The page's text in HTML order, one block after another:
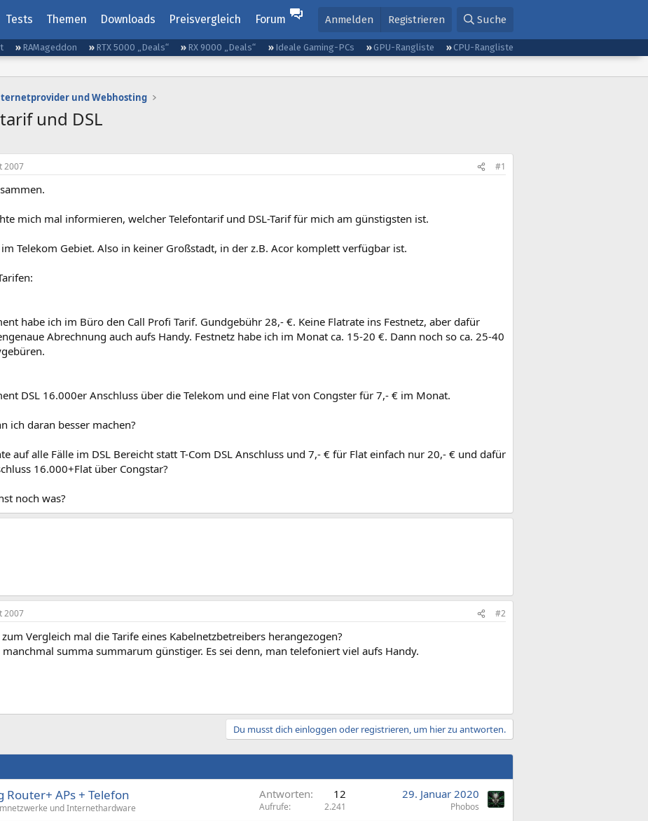
Tests Themen Downloads Preisvergleich Forum Anmelden Registrieren Suche
RAMageddon RTX 5000 „Deals“ RX 9000 „Deals“ Ideale Gaming-PCs GPU-Rangliste
CPU-Rangliste
und Webhosting
und DSL
2007 #1
mich mal informieren, welcher Telefontarif und DSL-Tarif für mich am günstigsten ist.
Telekom Gebiet. Also in keiner Großstadt, in der z.B. Acor komplett verfügbar ist.
habe ich im Büro den Call Profi Tarif. Gundgebühr 28,- €. Keine Flatrate ins Festnetz, aber dafür
Abrechnung auch aufs Handy. Festnetz habe ich im Monat ca. 15-20 €. Dann noch so ca. 25-40
DSL 16.000er Anschluss über die Telekom und eine Flat von Congster für 7,- € im Monat.
ich daran besser machen?
auf alle Fälle im DSL Bereicht statt T-Com DSL Anschluss und 7,- € für Flat einfach nur 20,- € und dafür
16.000+Flat über Congstar?
noch was?
2007 #2
Vergleich mal die Tarife eines Kabelnetzbetreibers herangezogen?
manchmal summa summarum günstiger. Es sei denn, man telefoniert viel aufs Handy.
Du musst dich einloggen oder registrieren, um hier zu antworten.
APs + Telefon
und Internethardware
Antworten 12
Aufrufe 2.241
29. Januar 2020
Phobos